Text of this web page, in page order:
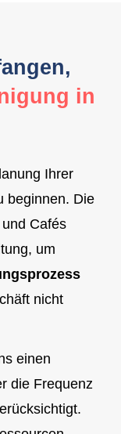
in
Ihrer
beginnen. Die
Cafés
um
nicht
einen
die Frequenz